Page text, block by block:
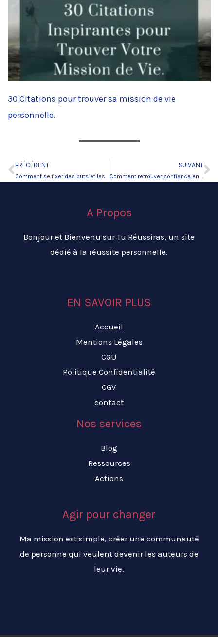
30 Citations pour trouver sa mission de vie
personnelle.
Précédent
PRÉCÉDENT
Comment se fixer des buts et les atteindre ?
SUIVANT
Comment retrouver confiance en soi
A Propos
Bonjour et Bienvenu sur Tu Réussiras, un site
dédié à la réussite personnelle.
EN SAVOIR PLUS
Accueil
Mentions Légales
CGU
Politique Confidentialité
CGV
contact
Nos services
Blog
Ressources
Actions
Agir pour changer
Ma mission est simple, créer une communauté
de personne qui veulent devenir les auteurs de
leur vie.